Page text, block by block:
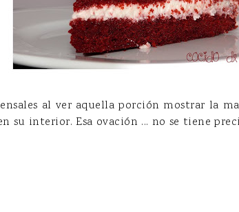
al ver aquella porción mostrar la
su interior. Esa ovación ... no se tiene